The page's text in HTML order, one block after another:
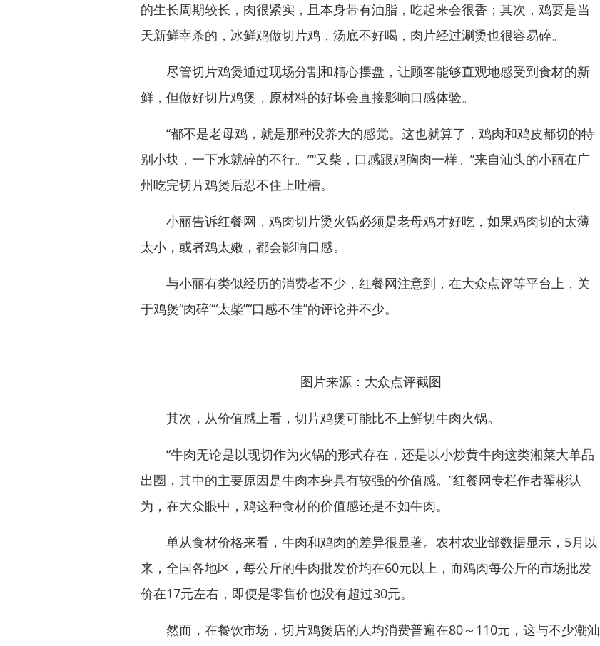
的生长周期较长，肉很紧实，且本身带有油脂，吃起来会很香；其次，鸡要是当
天新鲜宰杀的，冰鲜鸡做切片鸡，汤底不好喝，肉片经过涮烫也很容易碎。
尽管切片鸡煲通过现场分割和精心摆盘，让顾客能够直观地感受到食材的新
鲜，但做好切片鸡煲，原材料的好坏会直接影响口感体验。
“都不是老母鸡，就是那种没养大的感觉。这也就算了，鸡肉和鸡皮都切的特
别小块，一下水就碎的不行。”“又柴，口感跟鸡胸肉一样。”来自汕头的小丽在广
州吃完切片鸡煲后忍不住上吐槽。
小丽告诉红餐网，鸡肉切片烫火锅必须是老母鸡才好吃，如果鸡肉切的太薄
太小，或者鸡太嫩，都会影响口感。
与小丽有类似经历的消费者不少，红餐网注意到，在大众点评等平台上，关
于鸡煲“肉碎”“太柴”“口感不佳”的评论并不少。
图片来源：大众点评截图
其次，从价值感上看，切片鸡煲可能比不上鲜切牛肉火锅。
“牛肉无论是以现切作为火锅的形式存在，还是以小炒黄牛肉这类湘菜大单品
出圈，其中的主要原因是牛肉本身具有较强的价值感。”红餐网专栏作者翟彬认
为，在大众眼中，鸡这种食材的价值感还是不如牛肉。
单从食材价格来看，牛肉和鸡肉的差异很显著。农村农业部数据显示，5月以
来，全国各地区，每公斤的牛肉批发价均在60元以上，而鸡肉每公斤的市场批发
价在17元左右，即便是零售价也没有超过30元。
然而，在餐饮市场，切片鸡煲店的人均消费普遍在80～110元，这与不少潮汕